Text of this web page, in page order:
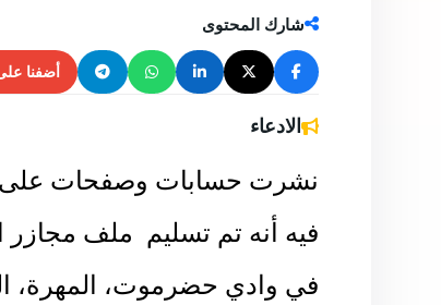
شارك المحتوى
نشرت حسابات وصفحات على
فيه أنه تم تسليم ملف